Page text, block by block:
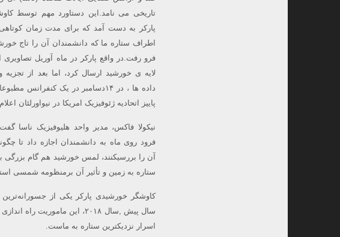
تاریخی می نامد.این دستاورد مهم توسط
پارکر به دست آمد که برای مدت زمان
اطراف ستاره ما که دانشمندان آن را تاج
فرو رفت.در واقع پارکر در ماه آوریل تصاویری
لایه ی خورشید ارسال کرد، اما بعد از تجزیه
داده ها ، در ۱۴دسامبر در یک کنفرانس
پاییز اتحادیه ژئوفیزیک امریکا در نیواورلئان
نیکولا فاکس، مدیر واحد هلیوفیزیک ناسا
فرود روی ماه به دانشمندان اجازه داد تا
آن را بررسیکنند، لمس خورشید هم گام
ستاره به زمین و تأثیر آن برمنظومه شمسی
کاوشگر خورشیدی پارکر یکی از
سال پیش ,سال ۲۰۱۸، این
اسرار نزدیکترین ستاره به ماست.